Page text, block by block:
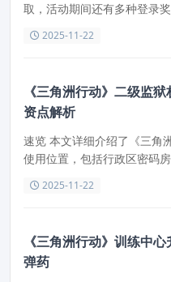
取，活动期间还有多种登录
2025-11-22
《三角洲行动》二级监
资点解析
速览 本文详细介绍了《三角
使用位置，包括行政区密码
2025-11-22
《三角洲行动》训练中
弹药